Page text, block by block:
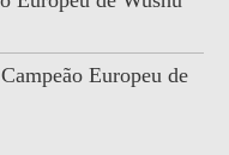
Europeu de